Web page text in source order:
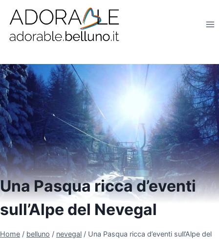
contenuto
Una Pasqua ricca d’eventi
sull’Alpe del Nevegal
Home / belluno / nevegal / Una Pasqua ricca d’eventi sull’Alpe del